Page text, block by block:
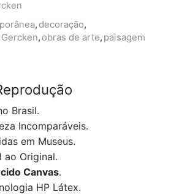
, decoração,
Gercken, obras de arte, paisagem
Brasil.
Incomparáveis.
em Museus.
ao Original.
Canvas.
HP Látex.